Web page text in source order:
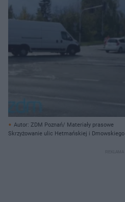
Autor: ZDM Poznań/ Materiały prasowe
Skrzyżowanie ulic Hetmańskiej i Dmowskiego